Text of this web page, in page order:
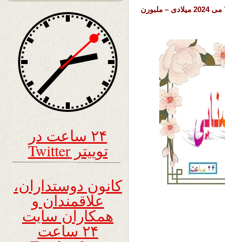
تاریخ نشر: سه شنبه 18 ثور (اردیبهشت) 1403 خورشیدی – 7 می 2024 میلادی – ملبورن
۲۴ ساعت در
توییتر Twitter
کانون دوستداران،
علاقمندان و
همکاران سایت
۲۴ ساعت